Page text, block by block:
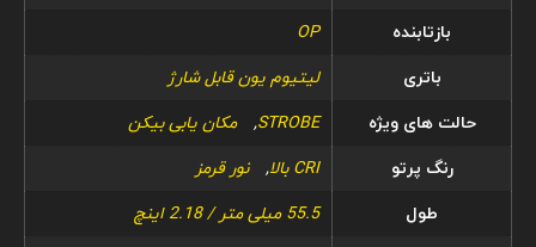
بازتابنده
OP
باتری
لیتیوم یون قابل شارژ
حالت های ویژه
STROBE
,
مکان یابی بیکن
رنگ پرتو
CRI بالا ,
نور قرمز
طول
55.5 میلی متر / 2.18 اینچ